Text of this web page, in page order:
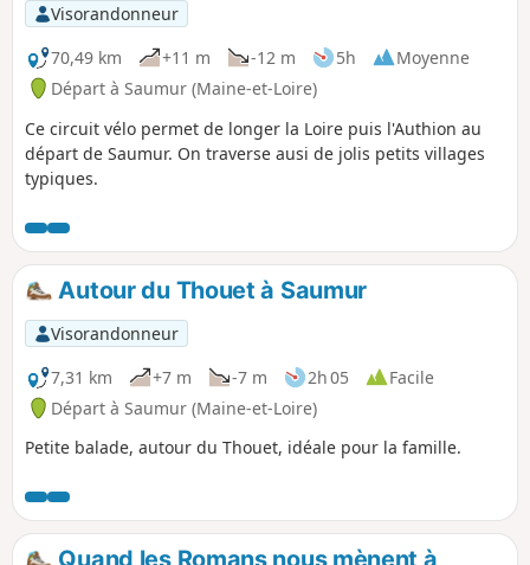
Visorandonneur
70,49 km
+11 m -12 m 5h
Moyenne
Départ à Saumur (Maine-et-Loire)
Ce circuit vélo permet de longer la Loire puis l'Authion au
départ de Saumur. On traverse ausi de jolis petits villages
typiques.
Autour du Thouet à Saumur
Visorandonneur
7,31 km
+7 m -7 m 2h 05
Facile
Départ à Saumur (Maine-et-Loire)
Petite balade, autour du Thouet, idéale pour la famille.